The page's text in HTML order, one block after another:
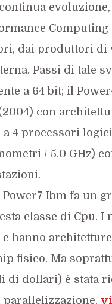
dai produttori di
Passi di tale
a 64 bit; il
con
4 processori
/ 5.0 GHz)
Power7 Ibm fa un
classe di Cpu.
hanno
fisico. Ma
di dollari) è stata